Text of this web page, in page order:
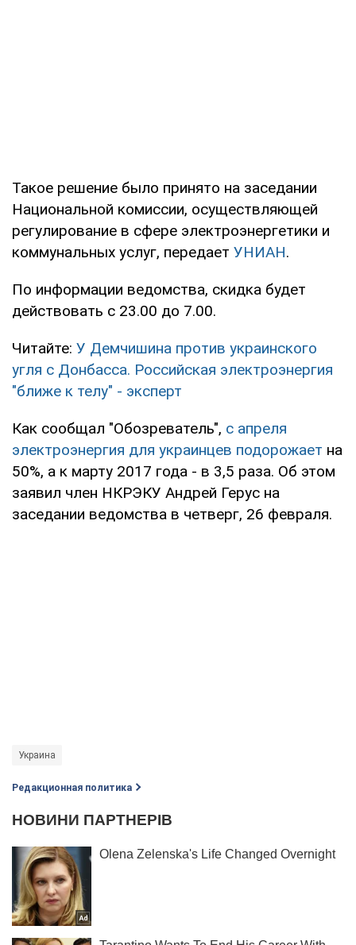
Такое решение было принято на заседании
Национальной комиссии, осуществляющей
регулирование в сфере электроэнергетики и
коммунальных услуг, передает УНИАН.
По информации ведомства, скидка будет
действовать с 23.00 до 7.00.
Читайте: У Демчишина против украинского
угля с Донбасса. Российская электроэнергия
"ближе к телу" - эксперт
Как сообщал "Обозреватель", с апреля
электроэнергия для украинцев подорожает на
50%, а к марту 2017 года - в 3,5 раза. Об этом
заявил член НКРЭКУ Андрей Герус на
заседании ведомства в четверг, 26 февраля.
Украина
Редакционная политика